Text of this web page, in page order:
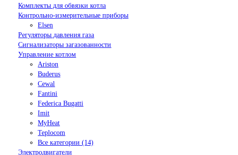
Комплекты для обвязки котла
Контрольно-измерительные приборы
Elsen
Регуляторы давления газа
Сигнализаторы загазованности
Управление котлом
Ariston
Buderus
Cewal
Fantini
Federica Bugatti
Imit
MyHeat
Teplocom
Все категории (14)
Электродвигатели